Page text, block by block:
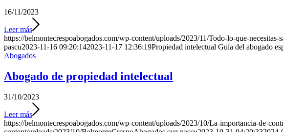
16/11/2023
Leer más
https://belmontecrespoabogados.com/wp-content/uploads/2023/11/Todo-lo-que-
pascu2023-11-16 09:20:142023-11-17 12:36:19Propiedad intelectual Guía del abogado
Abogados
Abogado de propiedad intelectual
31/10/2023
Leer más
https://belmontecrespoabogados.com/wp-content/uploads/2023/10/La-importancia-de-